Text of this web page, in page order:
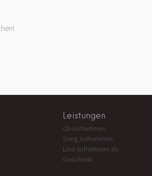
Leistungen
CD-Aufnehmen
Song Aufnehmen
Lied aufnehmen als
Geschenk